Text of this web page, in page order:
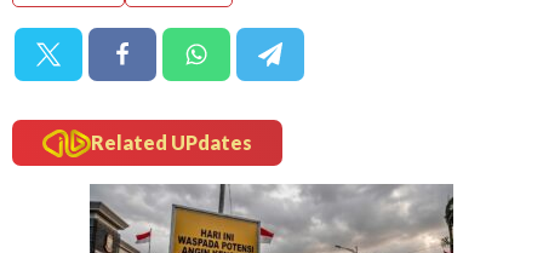
Related UPdates